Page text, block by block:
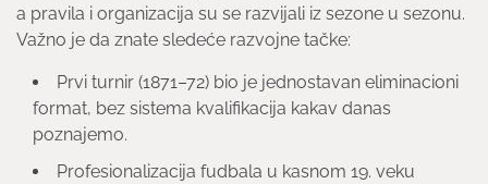
a pravila i organizacija su se razvijali iz sezone u sezonu.
Važno je da znate sledeće razvojne tačke:
Prvi turnir (1871–72) bio je jednostavan eliminacioni
format, bez sistema kvalifikacija kakav danas
poznajemo.
Profesionalizacija fudbala u kasnom 19. veku